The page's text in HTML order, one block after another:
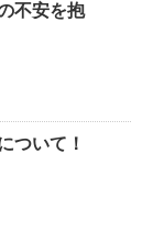
不安を抱
ついて！